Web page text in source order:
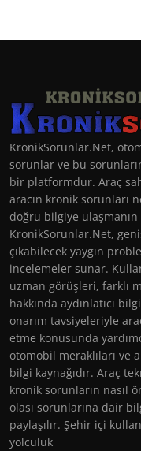
KronikSorunlar.Net,
sorunlar ve bu
bir platformdur. Araç
aracın kronik sorunları
doğru bilgiye
KronikSorunlar.Net,
çıkabilecek yaygın
incelemeler sunar.
uzman görüşleri, farklı
hakkında aydınlatıcı
onarım tavsiyeleriyle
etme konusunda
otomobil meraklıları ve
bilgi kaynağıdır. Araç
kronik sorunların nasıl
olası sorunlarına dair
paylaşılır. Şehir içi
yolculuk